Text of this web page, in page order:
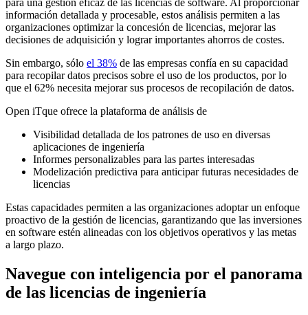
para una gestión eficaz de las licencias de software. Al proporcionar
información detallada y procesable, estos análisis permiten a las
organizaciones optimizar la concesión de licencias, mejorar las
decisiones de adquisición y lograr importantes ahorros de costes.
Sin embargo, sólo el 38% de las empresas confía en su capacidad
para recopilar datos precisos sobre el uso de los productos, por lo
que el 62% necesita mejorar sus procesos de recopilación de datos.
Open iTque ofrece la plataforma de análisis de
Visibilidad detallada de los patrones de uso en diversas
aplicaciones de ingeniería
Informes personalizables para las partes interesadas
Modelización predictiva para anticipar futuras necesidades de
licencias
Estas capacidades permiten a las organizaciones adoptar un enfoque
proactivo de la gestión de licencias, garantizando que las inversiones
en software estén alineadas con los objetivos operativos y las metas
a largo plazo.
Navegue con inteligencia por el panorama
de las licencias de ingeniería